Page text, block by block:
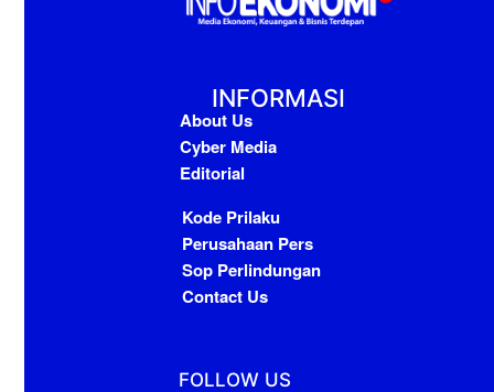
INFORMASI
About Us
Cyber Media
Editorial
Kode Prilaku
Perusahaan Pers
Sop Perlindungan
Contact Us
FOLLOW US